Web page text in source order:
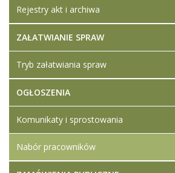
Rejestry akt i archiwa
ZAŁATWIANIE SPRAW
Tryb załatwiania spraw
OGŁOSZENIA
Komunikaty i sprostowania
Nabór pracowników